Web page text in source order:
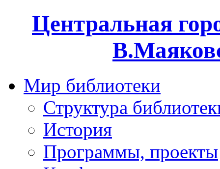
Центральная
Мир библиотеки
Структура
История
Программы, проекты